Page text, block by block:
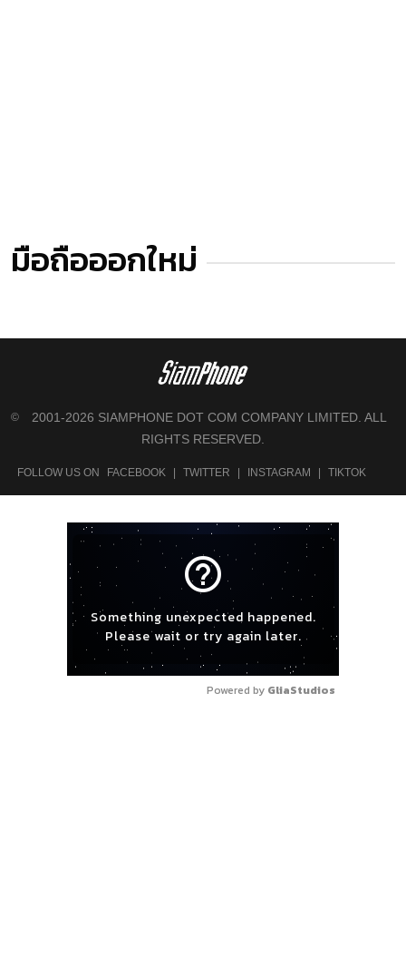
มือถือออกใหม่
©
2001-2026 SIAMPHONE DOT COM COMPANY LIMITED. ALL
RIGHTS RESERVED.
FOLLOW US ON FACEBOOK TWITTER INSTAGRAM TIKTOK
help_outline
Something unexpected happened.
Please wait or try again later.
Powered by GliaStudios